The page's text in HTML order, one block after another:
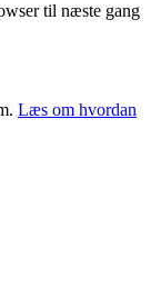
til næste gang
Læs om hvordan